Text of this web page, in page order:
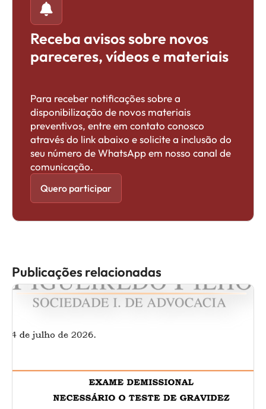
Receba avisos sobre novos
pareceres, vídeos e materiais
Para receber notificações sobre a
disponibilização de novos materiais
preventivos, entre em contato conosco
através do link abaixo e solicite a inclusão do
seu número de WhatsApp em nosso canal de
comunicação.
Quero participar
Publicações relacionadas